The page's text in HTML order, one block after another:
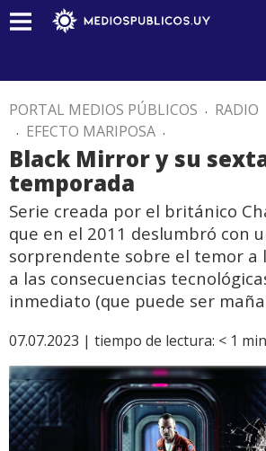
PORTAL MEDIOS PÚBLICOS . RADIO
. EFECTO MARIPOSA .
Black Mirror y su
temporada
Serie creada por el británico
que en el 2011 deslumbró con
sorprendente sobre el temor a
a las consecuencias
inmediato (que puede ser
07.07.2023 | tiempo de lectura: < 1